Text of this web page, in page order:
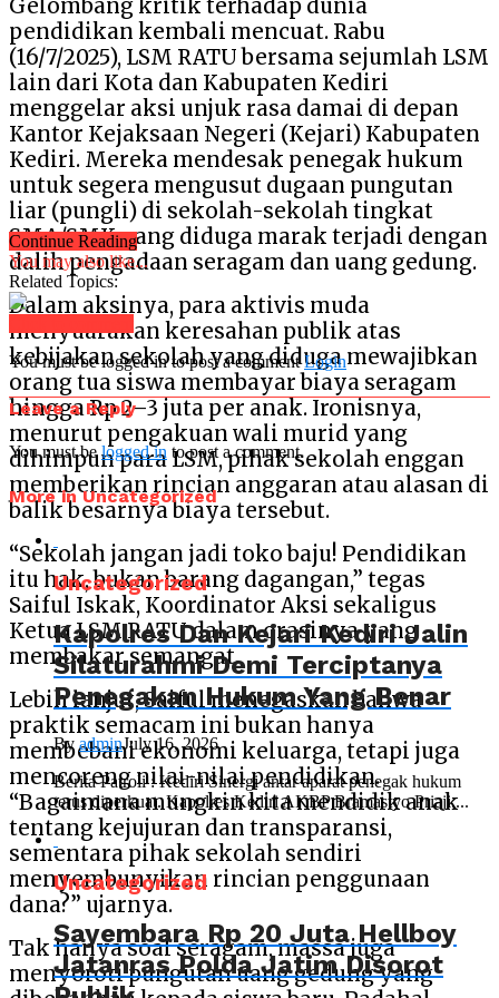
Gelombang kritik terhadap dunia
pendidikan kembali mencuat. Rabu
(16/7/2025), LSM RATU bersama sejumlah LSM
lain dari Kota dan Kabupaten Kediri
menggelar aksi unjuk rasa damai di depan
Kantor Kejaksaan Negeri (Kejari) Kabupaten
Kediri. Mereka mendesak penegak hukum
untuk segera mengusut dugaan pungutan
liar (pungli) di sekolah-sekolah tingkat
SMA/SMK yang diduga marak terjadi dengan
dalih pengadaan seragam dan uang gedung.
Dalam aksinya, para aktivis muda
menyuarakan keresahan publik atas
kebijakan sekolah yang diduga mewajibkan
orang tua siswa membayar biaya seragam
hingga Rp 2–3 juta per anak. Ironisnya,
menurut pengakuan wali murid yang
dihimpun para LSM, pihak sekolah enggan
memberikan rincian anggaran atau alasan di
balik besarnya biaya tersebut.
“Sekolah jangan jadi toko baju! Pendidikan
itu hak, bukan barang dagangan,” tegas
Saiful Iskak, Koordinator Aksi sekaligus
Ketua LSM RATU dalam orasinya yang
membakar semangat.
Lebih lanjut, Saiful menegaskan bahwa
praktik semacam ini bukan hanya
membebani ekonomi keluarga, tetapi juga
mencoreng nilai-nilai pendidikan.
“Bagaimana mungkin kita mendidik anak
tentang kejujuran dan transparansi,
sementara pihak sekolah sendiri
menyembunyikan rincian penggunaan
dana?” ujarnya.
Tak hanya soal seragam, massa juga
menyoroti pungutan uang gedung yang
Continue Reading
You may also like...
Related Topics:
You must be logged in to post a commentLogin
Leave a Reply
You must belogged in to post a comment.
More in Uncategorized
Uncategorized
Kapolres Dan Kejari Kediri Jalin
Silaturahmi Demi Terciptanya
Penegakan Hukum Yang Benar
By adminJuly 16, 2026
Berita Patroli : Kediri Sinergi antar aparat penegak hukum
terus diperkuat. Kapolres Kediri AKBP Bramastyo Priaji,...
Uncategorized
Sayembara Rp 20 Juta Hellboy
Jatanras Polda Jatim Disorot